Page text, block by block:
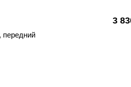
передний
3